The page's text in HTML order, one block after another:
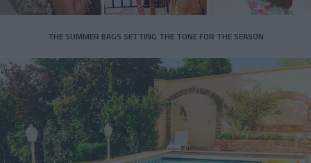
THE SUMMER BAGS SETTING THE TONE FOR THE SEASON